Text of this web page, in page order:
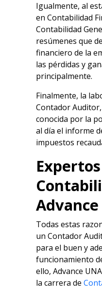
Igualmente, al
en Contabilidad
Contabilidad
resúmenes que
financiero de la
las pérdidas y
principalmente.
Finalmente, la
Contador
conocida por la
al día el informe
impuestos
Todas estas
un Contador
para el buen y
funcionamiento
ello, Advance
la carrera de